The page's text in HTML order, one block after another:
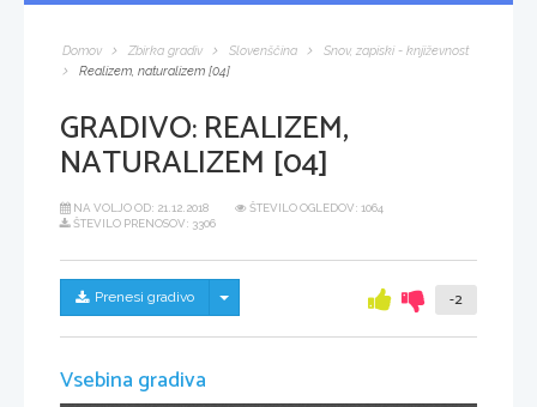
Domov Zbirka gradiv Slovenščina
Snov, zapiski - književnost
Realizem, naturalizem [04]
GRADIVO:REALIZEM,
NATURALIZEM [04]
NA VOLJO OD: 21.12.2018
ŠTEVILO OGLEDOV: 1064
ŠTEVILO PRENOSOV: 3306
Prenesi gradivo Skrij/prikaži meni -2
Vsebina gradiva